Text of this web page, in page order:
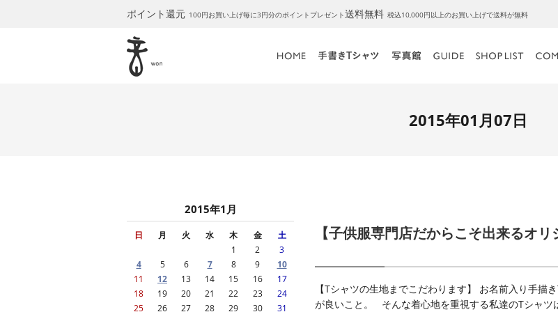
ポイント還元 100円お買い上げ毎に3円分のポイントプレゼント送料無料 税込10,000円以上のお買い上げで送料が無料
2015年01月07日
【子供服専門店だからこそ出来るオリ
【Tシャツの生地までこだわります】 お名前入り手
が良いこと。 そんな着心地を重視する私達のTシャ
2015年1月
日 月 火 水 木 金
土
1
2
3
4
5 6 7 8 9
10
11
12 13 14 15 16
17
18
19 20 21 22 23
24
25
26 27 28 29 30 31